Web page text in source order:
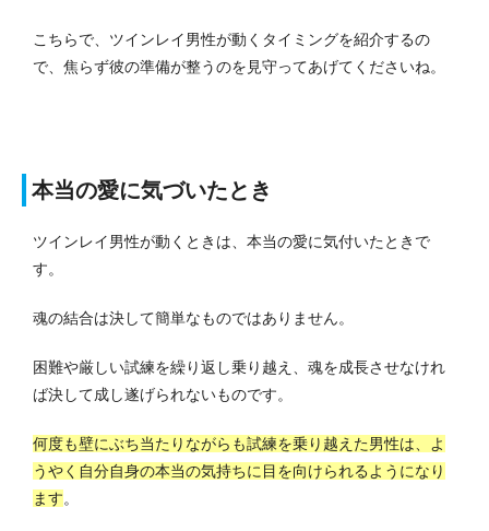
こちらで、ツインレイ男性が動くタイミングを紹介するの
で、焦らず彼の準備が整うのを見守ってあげてくださいね。
本当の愛に気づいたとき
ツインレイ男性が動くときは、本当の愛に気付いたときで
す。
魂の結合は決して簡単なものではありません。
困難や厳しい試練を繰り返し乗り越え、魂を成長させなけれ
ば決して成し遂げられないものです。
何度も壁にぶち当たりながらも試練を乗り越えた男性は、よ
うやく自分自身の本当の気持ちに目を向けられるようになり
ます。